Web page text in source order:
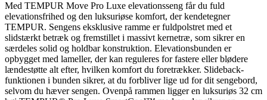
Med TEMPUR Move Pro Luxe elevationsseng får du fuld
elevationsfrihed og den luksuriøse komfort, der kendetegner
TEMPUR. Sengens eksklusive ramme er fuldpolstret med et
slidstærkt betræk og fremstillet i massivt kernetræ, som sikrer en
særdeles solid og holdbar konstruktion. Elevationsbunden er
opbygget med lameller, der kan reguleres for fastere eller blødere
lændestøtte alt efter, hvilken komfort du foretrækker. Slideback-
funktionen i bunden sikrer, at du forbliver lige ud for dit sengebord,
selvom du hæver sengen. Ovenpå rammen ligger en luksuriøs 32 cm